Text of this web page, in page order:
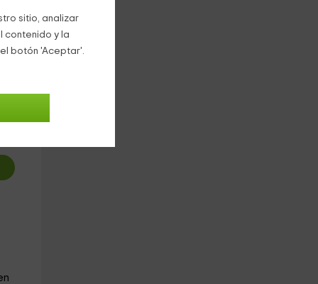
sitio, analizar
contenido y la
botón 'Aceptar'.
€